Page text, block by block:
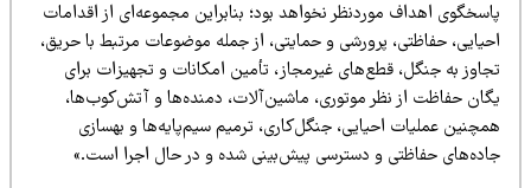
اهداف موردنظر نخواهد بود؛ بنابراین مجموعه‌ای از اقدامات
حفاظتی، پرورشی و حمایتی، از جمله موضوعات مرتبط با حریق،
به جنگل، قطع‌های غیرمجاز، تأمین امکانات و تجهیزات برای
حفاظت از نظر موتوری، ماشین‌آلات، دمنده‌ها و آتش‌کوب‌ها،
عملیات احیایی، جنگل‌کاری، ترمیم سیم‌پایه‌ها و بهسازی
حفاظتی و دسترسی پیش‌بینی شده و در حال اجرا است.»